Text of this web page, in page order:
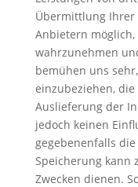
Übermittlung Ihrer
Anbietern möglich,
wahrzunehmen
bemühen uns
einzubeziehen,
Auslieferung der
jedoch keinen
gegebenenfalls
Speicherung kann
Zwecken dienen.